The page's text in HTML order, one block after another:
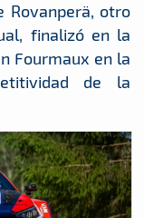
Rovanperä, otro
finalizó en la
Fourmaux en la
de la